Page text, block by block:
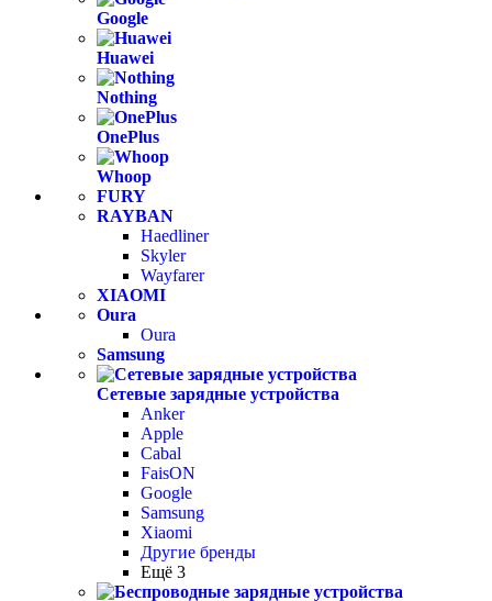
Google
Huawei
Nothing
OnePlus
Whoop
FURY
RAYBAN
Haedliner
Skyler
Wayfarer
XIAOMI
Oura
Oura
Samsung
Сетевые зарядные устройства
Anker
Apple
Cabal
FaisON
Google
Samsung
Xiaomi
Другие бренды
Ещё 3